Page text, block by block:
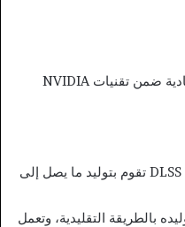
تقنية DLSS 4 هي التقنية الأكثر اعتمادية ضمن تقنيات NVIDIA
تقنية DLSS 4 Multi Frame Generation تقوم بتوليد ما يصل إلى
بالطريقة التقليدية، وتعمل